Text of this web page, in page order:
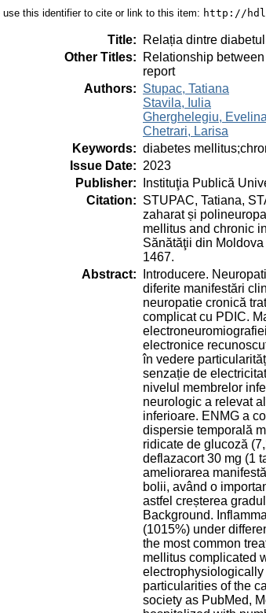
use this identifier to cite or link to this item: http://
Title:
Relația dintre
Other Titles:
Relationship
report
Authors: Stupac, Tatiana
Stavila, Iulia
Gherghelegiu, Evelina
Chetrari, Larisa
Keywords: diabetes
Issue Date: 2023
Publisher:
Instituţia Publică
Citation: STUPAC, Tatiana,
zaharat și
mellitus and chronic
Sănătăţii din
1467.
Abstract:
Introducere.
diferite manifestări
neuropatie cronică
complicat cu PDIC.
electronice
în vedere
senzație de
nivelul membrelor
neurologic a relevat
inferioare. ENMG a
dispersie temporală
ridicate de glucoză
deflazacort 30 mg (1
ameliorarea
bolii, având o
astfel creșterea
Background.
(1015%) under
the most common
mellitus complicated
particularities of the
society as PubMed,